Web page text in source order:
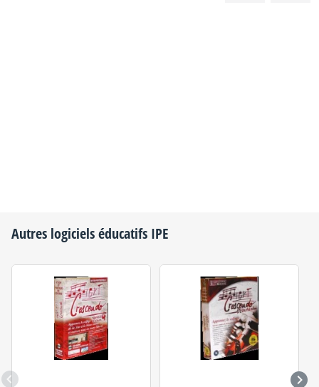
Autres logiciels éducatifs IPE